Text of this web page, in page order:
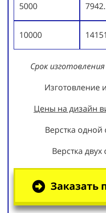
5000
10000
Срок
Изготовление
Цены на дизайн
Верстка одной
Верстка
Заказать